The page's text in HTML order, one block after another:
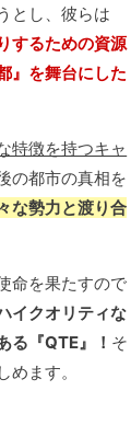
とし、彼らは
するための資源
』を舞台にした
特徴を持つキャ
の都市の真相を
な勢力と渡り合
命を果たすので
イクオリティな
る『QTE』！ そ
ます。